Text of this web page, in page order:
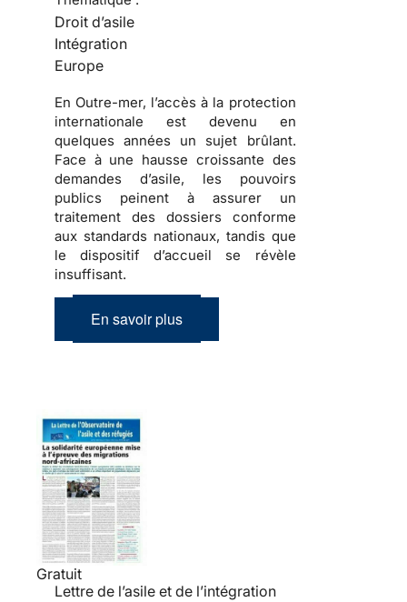
Droit d’asile
Intégration
Europe
En Outre-mer, l’accès à la protection
internationale est devenu en
quelques années un sujet brûlant.
Face à une hausse croissante des
demandes d’asile, les pouvoirs
publics peinent à assurer un
traitement des dossiers conforme
aux standards nationaux, tandis que
le dispositif d’accueil se révèle
insuffisant.
En savoir plus
Gratuit
Lettre de l’asile et de l’intégration